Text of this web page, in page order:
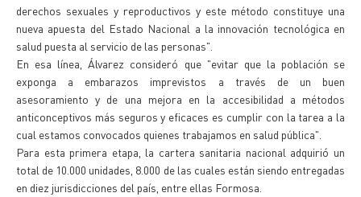
derechos sexuales y reproductivos y este método constituye una
nueva apuesta del Estado Nacional a la innovación tecnológica en
salud puesta al servicio de las personas".
En esa línea, Álvarez consideró que "evitar que la población se
exponga a embarazos imprevistos a través de un buen
asesoramiento y de una mejora en la accesibilidad a métodos
anticonceptivos más seguros y eficaces es cumplir con la tarea a la
cual estamos convocados quienes trabajamos en salud pública".
Para esta primera etapa, la cartera sanitaria nacional adquirió un
total de 10.000 unidades, 8.000 de las cuales están siendo entregadas
en diez jurisdicciones del país, entre ellas Formosa.